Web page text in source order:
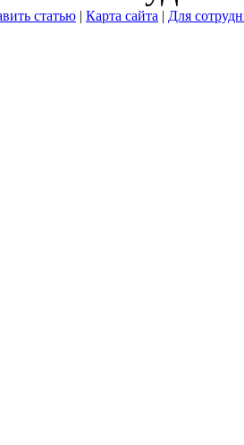
статью | Карта сайта | Для